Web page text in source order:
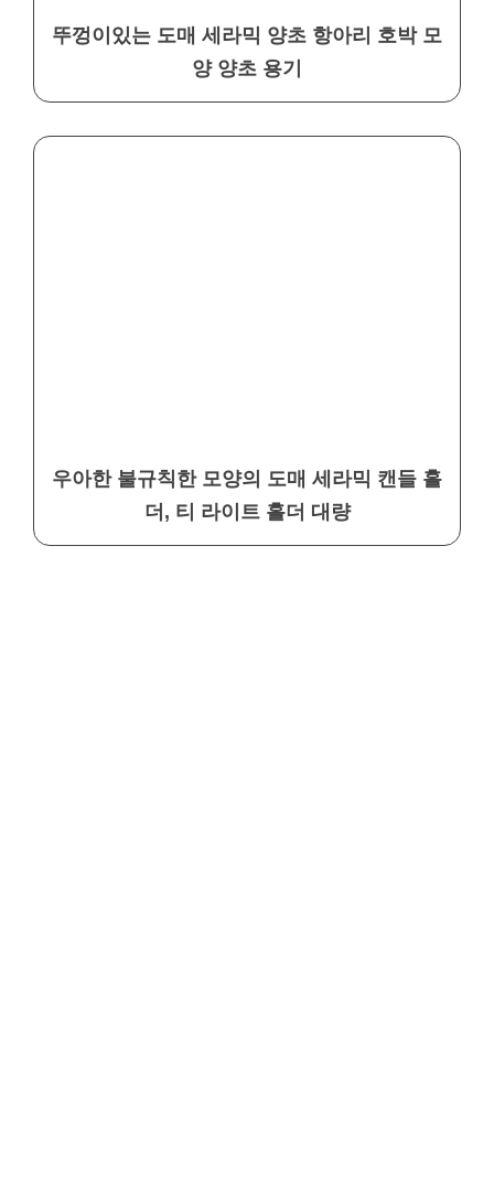
뚜껑이있는 도매 세라믹 양초 항아리 호박 모
양 양초 용기
우아한 불규칙한 모양의 도매 세라믹 캔들 홀
더, 티 라이트 홀더 대량